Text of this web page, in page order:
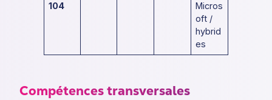
104
Micros
oft /
hybrid
es
Compétences transversales